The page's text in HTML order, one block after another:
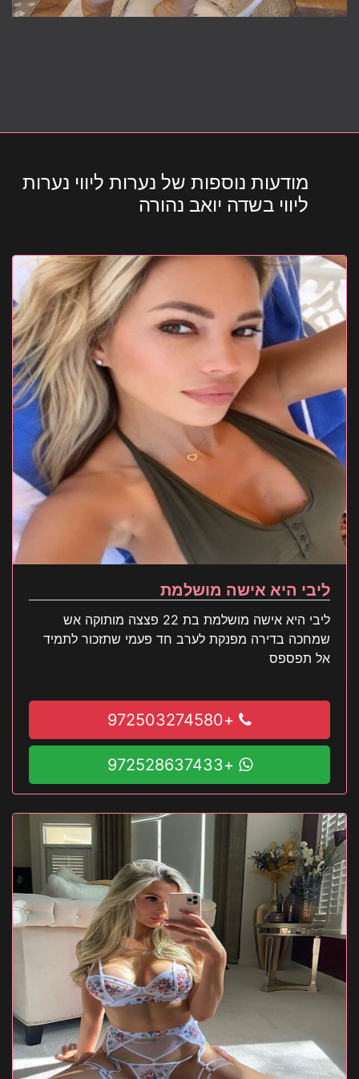
מודעות נוספות של נערות ליווי נערות
ליווי בשדה יואב נהורה
ליבי היא אישה מושלמת
ליבי היא אישה מושלמת בת 22 פצצה מותוקה אש
שמחכה בדירה מפנקת לערב חד פעמי שתזכור לתמיד
אל תפספס
+972503274580
+972528637433